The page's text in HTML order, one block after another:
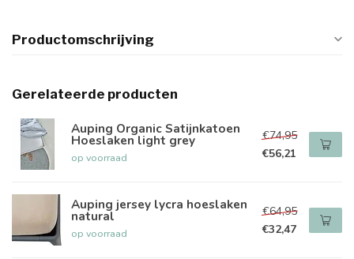
Productomschrijving
Gerelateerde producten
Auping Organic Satijnkatoen
Hoeslaken light grey
op voorraad
€74,95
€56,21
Auping jersey lycra hoeslaken
natural
op voorraad
€64,95
€32,47